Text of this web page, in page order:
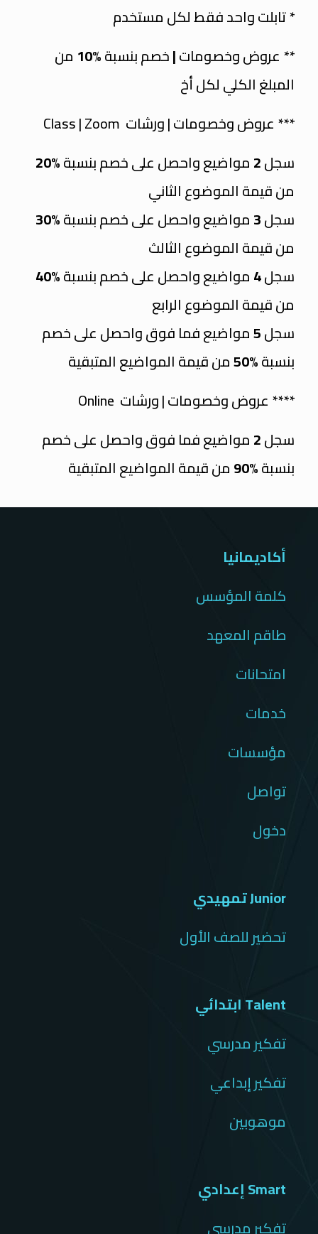
* تابلت واحد فقط لكل مستخدم
** عروض وخصومات|خصم بنسبة%10
من
المبلغ الكلي لكل أخ
*** عروض وخصومات | ورشات Class | Zoom
سجل2مواضيع واحصل على خصم بنسبة%20
من قيمة الموضوع الثاني
سجل3مواضيع واحصل على خصم بنسبة%30
من قيمة الموضوع الثالث
سجل مواضيع واحصل على خصم بنسبة%40
من قيمة الموضوع الرابع
سجل5مواضيع فما فوق واحصل على خصم
بنسبة%50
من قيمة المواضيع المتبقية
**** عروض وخصومات | ورشات Online
سجل2مواضيع فما فوق واحصل على خصم
بنسبة%90 من قيمة المواضيع المتبقية
أكاديمانيا
كلمة المؤسس
طاقم المعهد
امتحانات
خدمات
مؤسسات
تواصل
دخول
Junior تمهيدي
تحضير للصف الأول
Talent ابتدائي
تفكير مدرسي
تفكير إبداعي
موهوبين
Smart إعدادي
تفكير مدرسي